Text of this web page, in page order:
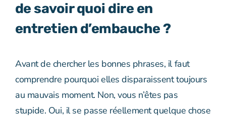
de savoir quoi dire en
entretien d’embauche ?
Avant de chercher les bonnes phrases, il faut
comprendre pourquoi elles disparaissent toujours
au mauvais moment. Non, vous n’êtes pas
stupide. Oui, il se passe réellement quelque chose